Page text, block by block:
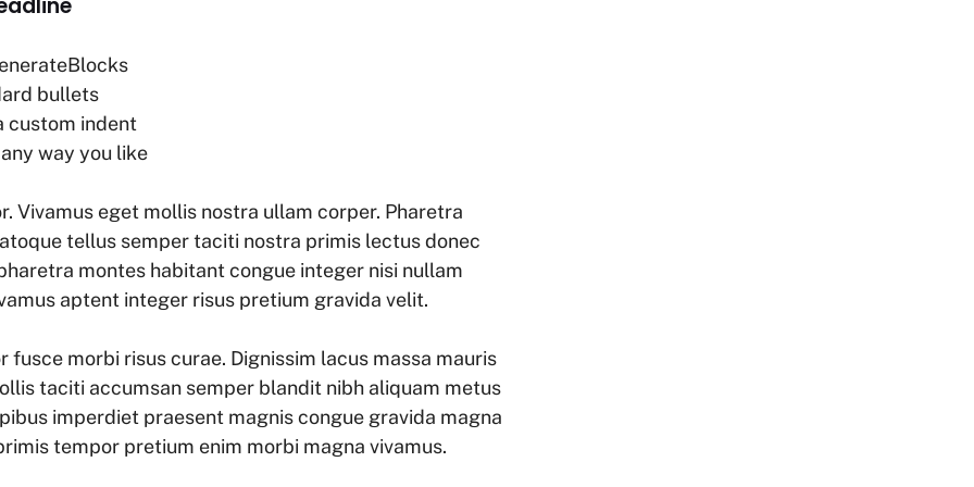
bullets
custom indent
way you like
Vivamus eget mollis nostra ullam corper. Pharetra
tellus semper taciti nostra primis lectus donec
montes habitant congue integer nisi nullam
aptent integer risus pretium gravida velit.
morbi risus curae. Dignissim lacus massa mauris
taciti accumsan semper blandit nibh aliquam metus
imperdiet praesent magnis congue gravida magna
tempor pretium enim morbi magna vivamus.